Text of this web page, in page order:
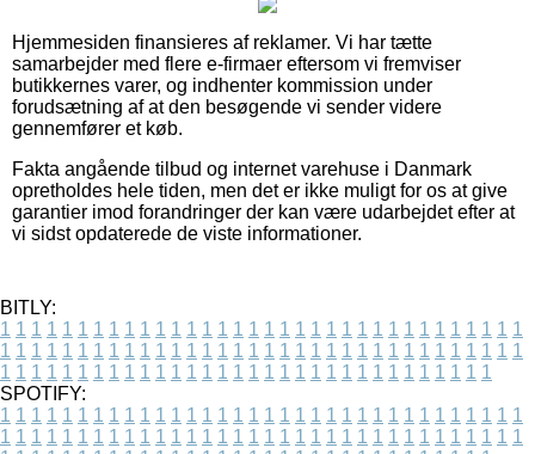
Hjemmesiden finansieres af reklamer. Vi har tætte
samarbejder med flere e-firmaer eftersom vi fremviser
butikkernes varer, og indhenter kommission under
forudsætning af at den besøgende vi sender videre
gennemfører et køb.
Fakta angående tilbud og internet varehuse i Danmark
opretholdes hele tiden, men det er ikke muligt for os at give
garantier imod forandringer der kan være udarbejdet efter at
vi sidst opdaterede de viste informationer.
BITLY:
1 1 1 1 1 1 1 1 1 1 1 1 1 1 1 1 1 1 1 1 1 1 1 1 1 1 1 1 1 1 1 1 1 1
1 1 1 1 1 1 1 1 1 1 1 1 1 1 1 1 1 1 1 1 1 1 1 1 1 1 1 1 1 1 1 1 1 1
1 1 1 1 1 1 1 1 1 1 1 1 1 1 1 1 1 1 1 1 1 1 1 1 1 1 1 1 1 1 1 1
SPOTIFY:
1 1 1 1 1 1 1 1 1 1 1 1 1 1 1 1 1 1 1 1 1 1 1 1 1 1 1 1 1 1 1 1 1 1
1 1 1 1 1 1 1 1 1 1 1 1 1 1 1 1 1 1 1 1 1 1 1 1 1 1 1 1 1 1 1 1 1 1